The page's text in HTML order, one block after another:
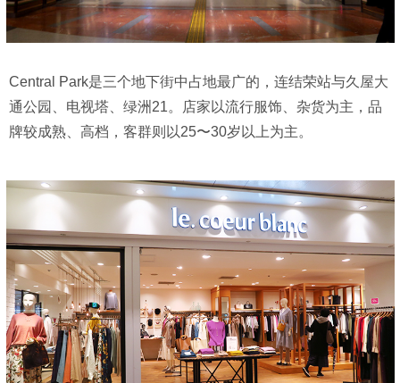
Central Park是三个地下街中占地最广的，连结荣站与久屋大
通公园、电视塔、绿洲21。店家以流行服饰、杂货为主，品
牌较成熟、高档，客群则以25〜30岁以上为主。